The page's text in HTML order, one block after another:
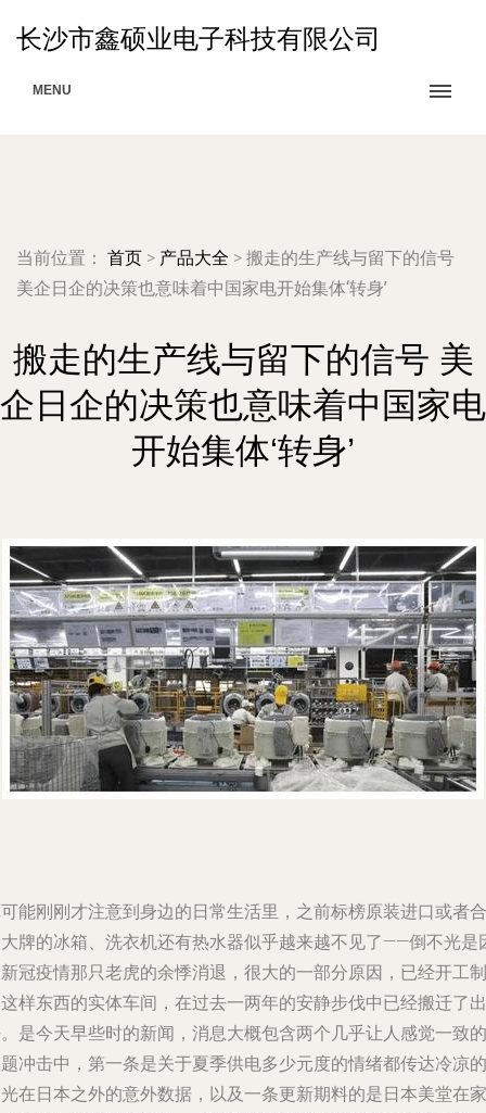
长沙市鑫硕业电子科技有限公司
MENU
当前位置： 首页 > 产品大全 > 搬走的生产线与留下的信号
美企日企的决策也意味着中国家电开始集体‘转身’
搬走的生产线与留下的信号 美
企日企的决策也意味着中国家电
开始集体‘转身’
能刚刚才注意到身边的日常生活里，之前标榜原装进口或者合
牌的冰箱、洗衣机还有热水器似乎越来越不见了——倒不光是
冠疫情那只老虎的余悸消退，很大的一部分原因，已经开工制
样东西的实体车间，在过去一两年的安静步伐中已经搬迁了出
是今天早些时的新闻，消息大概包含两个几乎让人感觉一致的
冲击中，第一条是关于夏季供电多少元度的情绪都传达冷凉的
在日本之外的意外数据，以及一条更新期料的是日本美堂在家